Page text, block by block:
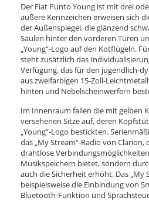
Der Fiat Punto Young ist mit drei
äußere Kennzeichen erweisen sich
der Außenspiegel, die glänzend
Säulen hinter den vorderen Türen
„Young“-Logo auf den Kotflügeln.
steht zusätzlich das
Verfügung, das für den jugendlich-
aus zweifarbigen 15-Zoll-
hinten und Nebelscheinwerfern
Im Innenraum fallen die mit gelben
versehenen Sitze auf, deren
„Young“-Logo bestickten.
das „My Stream“-Radio von
drahtlose
Musikspeichern bietet, sondern
auch die Sicherheit erhöht. Das „My
beispielsweise die Einbindung von
Bluetooth-Funktion und